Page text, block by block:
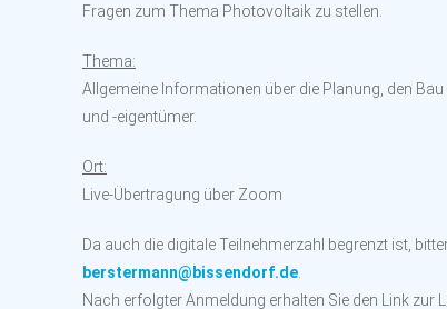
Fragen zum Thema Photovoltaik zu stellen.
Thema:
Allgemeine Informationen über die Planung, den
und -eigentümer.
Ort:
Live-Übertragung über Zoom
Da auch die digitale Teilnehmerzahl begrenzt ist,
berstermann@bissendorf.de
Nach erfolgter Anmeldung erhalten Sie den Link